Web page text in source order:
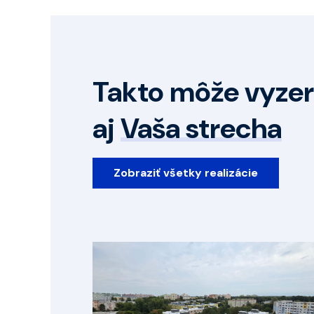
Takto môže
ajVaša strecha
Zobraziť všetky realizácie